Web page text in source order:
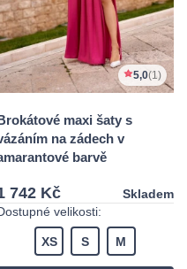
5,0(1)
maxi šaty s
na zádech v
barvě
742 Kč
Skladem
velikosti:
XS S M